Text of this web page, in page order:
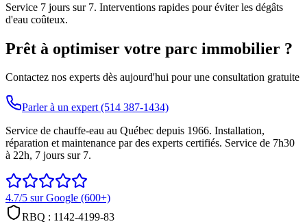
Service 7 jours sur 7. Interventions rapides pour éviter les dégâts
d'eau coûteux.
Prêt à optimiser votre parc immobilier ?
Contactez nos experts dès aujourd'hui pour une consultation gratuite
Parler à un expert (514 387-1434)
Service de chauffe-eau au Québec depuis 1966. Installation,
réparation et maintenance par des experts certifiés. Service de 7h30
à 22h, 7 jours sur 7.
4.7/5 sur Google (600+)
RBQ : 1142-4199-83